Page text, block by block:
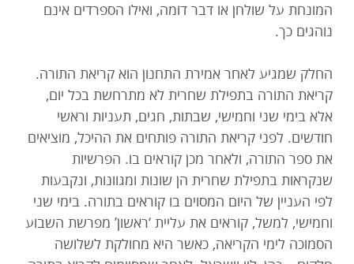
המונחת על שולחן או דבר דומה, ואילו הספרדים אינם
נוהגים כך.
החלק שמגיע לאחר אמירת התחנון הוא קריאת התורה.
קריאת התורה בתפילת שחרית לא מתרחשת בכל יום,
אלא בימי שני וחמישי, שבתות, חגים, תעניות וראשי
חודשים. לפני קריאת התורה פותחים את ההיכל, מוציאים
את ספר התורה, ולאחר מכן קוראים בו. הפרשיות
שנקראות בתפילת שחרית הן שונות ומגוונות, ונקבעות
לפי העניין של היום המסוים בו קוראים בתורה. בימי שני
וחמישי, למשל, קוראים את עליית ‘ראשון’ מפרשת השבוע
הסמוכה לימי הקריאה, כאשר היא מחולקת לשלושה